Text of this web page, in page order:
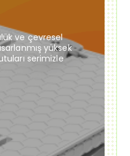
ve çevresel
yüksek
serimizle